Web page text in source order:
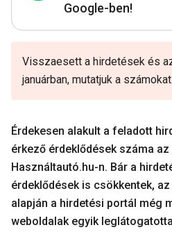
Google-ben!
Visszaesett a hirdetések és
januárban, mutatjuk a számokat.
Érdekesen alakult a feladott
érkező érdeklődések száma
Használtautó.hu-n. Bár a
érdeklődések is csökkentek,
alapján a hirdetési portál még
weboldalak egyik